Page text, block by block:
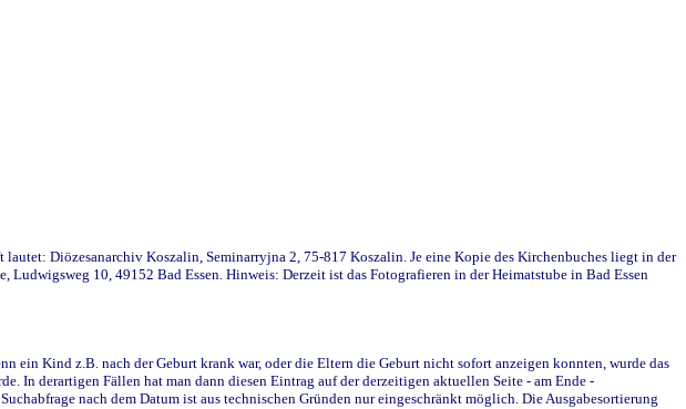
Diözesanarchiv Koszalin, Seminarryjna 2, 75-817 Koszalin. Je eine Kopie des Kirchenbuches liegt in der
10, 49152 Bad Essen. Hinweis: Derzeit ist das Fotografieren in der Heimatstube in Bad Essen
ein Kind z.B. nach der Geburt krank war, oder die Eltern die Geburt nicht sofort anzeigen konnten, wurde das
In derartigen Fällen hat man dann diesen Eintrag auf der derzeitigen aktuellen Seite - am Ende -
nach dem Datum ist aus technischen Gründen nur eingeschränkt möglich. Die Ausgabesortierung